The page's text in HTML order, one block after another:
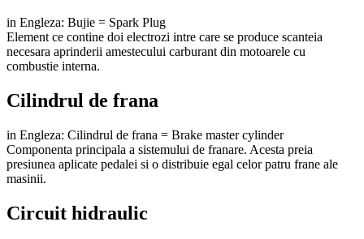
in Engleza: Bujie = Spark Plug
Element ce contine doi electrozi intre care se produce scanteia
necesara aprinderii amestecului carburant din motoarele cu
combustie interna.
Cilindrul de frana
in Engleza: Cilindrul de frana = Brake master cylinder
Componenta principala a sistemului de franare. Acesta preia
presiunea aplicate pedalei si o distribuie egal celor patru frane ale
masinii.
Circuit hidraulic